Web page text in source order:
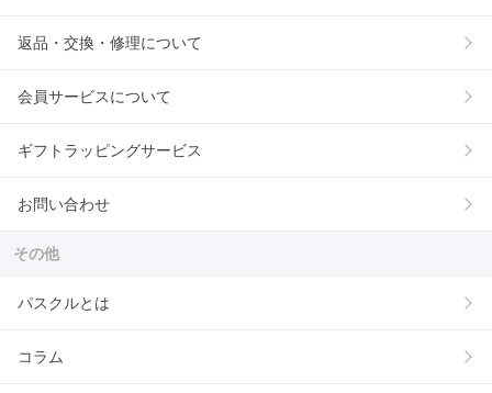
返品・交換・修理について
会員サービスについて
ギフトラッピングサービス
お問い合わせ
その他
パスクルとは
コラム